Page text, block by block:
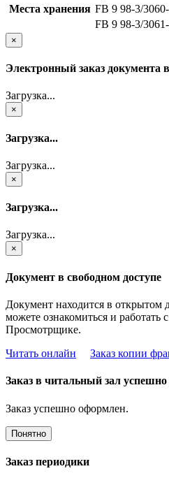
Места хранения FB 9 98-3/
FB 9 98-3/
×
Электронный заказ документа
Загрузка...
×
Загрузка...
Загрузка...
×
Загрузка...
Загрузка...
×
Документ в свободном доступе
Документ находится в
можете ознакомиться и
Просмотрщике.
Читать онлайн
Заказ копии
Заказ в читальный зал
Заказ успешно оформлен.
Понятно
Заказ периодики